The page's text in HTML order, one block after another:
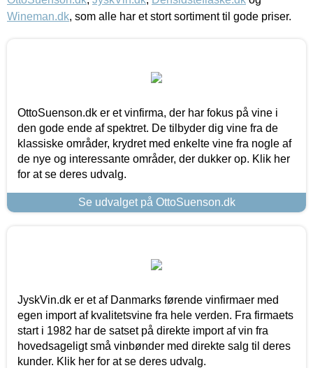
Wineman.dk, som alle har et stort sortiment til gode priser.
OttoSuenson.dk er et vinfirma, der har fokus på vine i
den gode ende af spektret. De tilbyder dig vine fra de
klassiske områder, krydret med enkelte vine fra nogle af
de nye og interessante områder, der dukker op. Klik her
for at se deres udvalg.
Se udvalget på OttoSuenson.dk
JyskVin.dk er et af Danmarks førende vinfirmaer med
egen import af kvalitetsvine fra hele verden. Fra firmaets
start i 1982 har de satset på direkte import af vin fra
hovedsageligt små vinbønder med direkte salg til deres
kunder. Klik her for at se deres udvalg.